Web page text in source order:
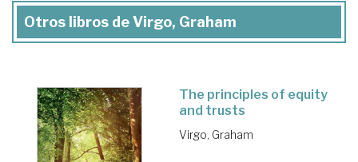
Otros libros de Virgo, Graham
The principles of equity
and trusts
Virgo, Graham